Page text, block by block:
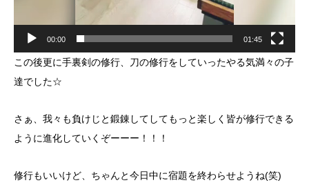
00:00 01:45
この後更に手裏剣の修行、刀の修行をしていったやる気満々の子
達でした☆
さぁ、我々も負けじと鍛錬してしてもっと楽しく皆が修行できる
ように進化していくぞーーー！！！
修行もいいけど、ちゃんと今日中に宿題を終わらせようね(笑)